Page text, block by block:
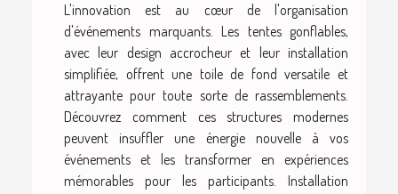
L'innovation est au cœur de l'organisation
d'événements marquants. Les tentes gonflables,
avec leur design accrocheur et leur installation
simplifiée, offrent une toile de fond versatile et
attrayante pour toute sorte de rassemblements.
Découvrez comment ces structures modernes
peuvent insuffler une énergie nouvelle à vos
événements et les transformer en expériences
mémorables pour les participants. Installation